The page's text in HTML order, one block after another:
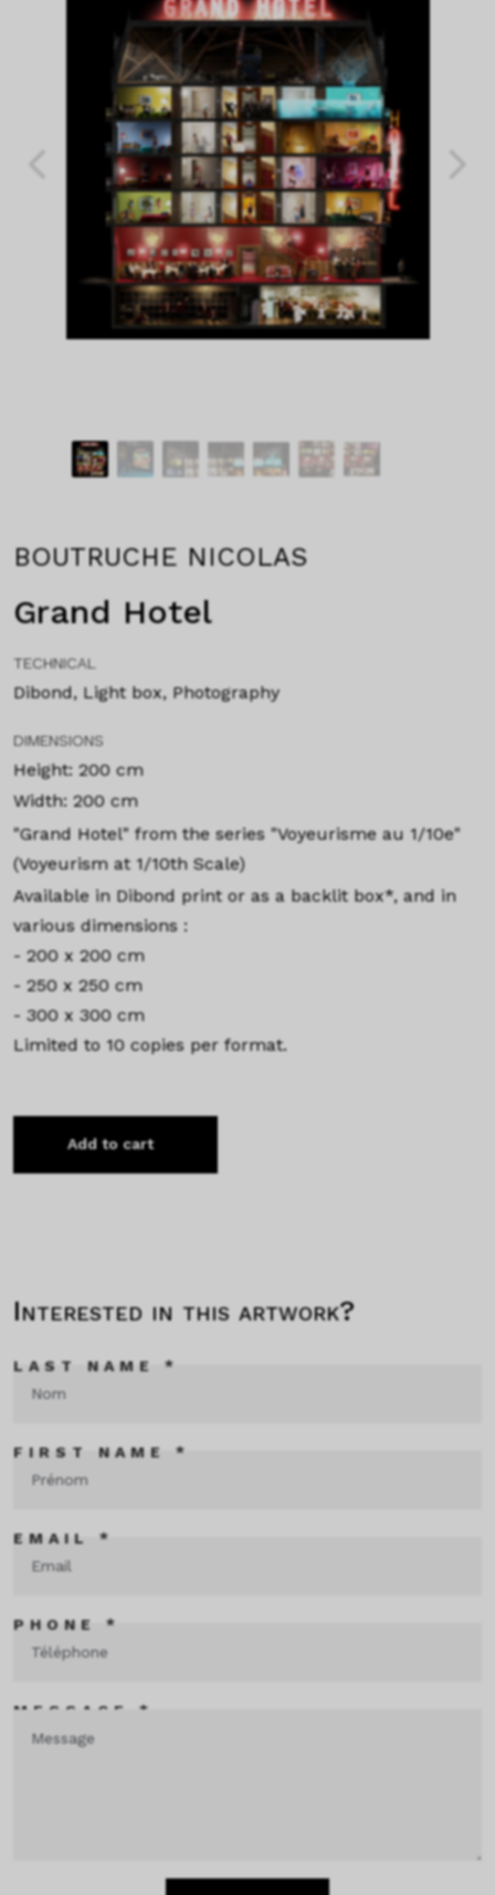
BOUTRUCHE NICOLAS
Grand Hotel
TECHNICAL
Dibond, Light box, Photography
DIMENSIONS
Height: 200 cm
Width: 200 cm
"Grand Hotel" from the series "Voyeurisme au 1/10e"
(Voyeurism at 1/10th Scale)
Available in Dibond print or as a backlit box*, and in
various dimensions :
- 200 x 200 cm
- 250 x 250 cm
- 300 x 300 cm
Limited to 10 copies per format.
Add to cart
Interested in this artwork?
LAST NAME *
FIRST NAME *
EMAIL *
PHONE *
MESSAGE *